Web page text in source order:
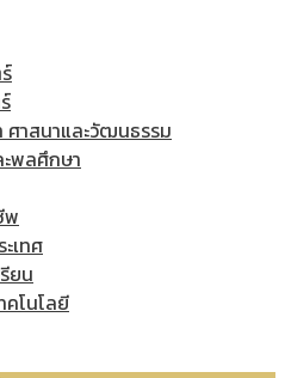
ศาสนาและวัฒนธรรม
พลศึกษา
พ
เทศ
ยน
โนโลยี